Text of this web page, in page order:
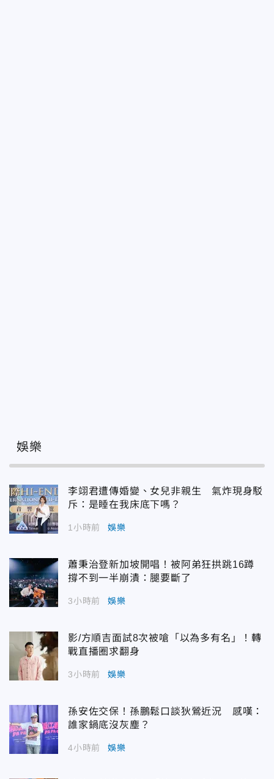
娛樂
李翊君遭傳婚變、女兒非親生 氣炸現身駁
斥：是睡在我床底下嗎？
1小時前 娛樂
蕭秉治登新加坡開唱！被阿弟狂拱跳16蹲
撐不到一半崩潰：腿要斷了
3小時前 娛樂
影/方順吉面試8次被嗆「以為多有名」！轉
戰直播圈求翻身
3小時前 娛樂
孫安佐交保！孫鵬鬆口談狄鶯近況 感嘆：
誰家鍋底沒灰塵？
4小時前 娛樂